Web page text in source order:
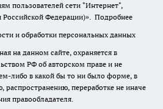
пользователей сети "Интернет",
Федерации)». Подробнее
и обработки персональных данных
на данном сайте, охраняется в
РФ об авторском праве и не
либо в какой бы то ни было форме, в
распространению, переработке не иначе
правообладателя.